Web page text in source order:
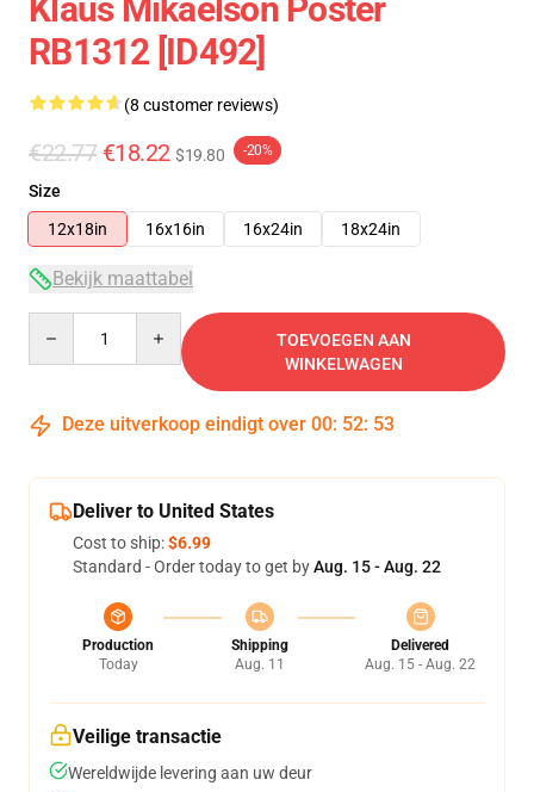
Klaus Mikaelson Poster
RB1312 [ID492]
(8 customer reviews)
€22.77 €18.22 $19.80 -20%
Size
12x18in
16x16in 16x24in 18x24in
Bekijk maattabel
TOEVOEGEN AAN
WINKELWAGEN
Deze uitverkoop eindigt over 00: 52: 52
Deliver to United States
Cost to ship:$6.99
Standard - Order today to get byAug. 15 - Aug. 22
Production
Today
Shipping
Aug. 11
Delivered
Aug. 15 - Aug. 22
Veilige transactie
Wereldwijde levering aan uw deur